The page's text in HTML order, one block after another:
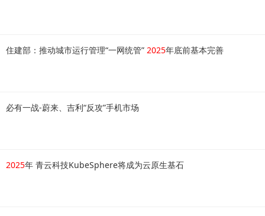
住建部：推动城市运行管理“一网统管” 2025年底前基本完善
必有一战-蔚来、吉利“反攻”手机市场
2025年 青云科技KubeSphere将成为云原生基石